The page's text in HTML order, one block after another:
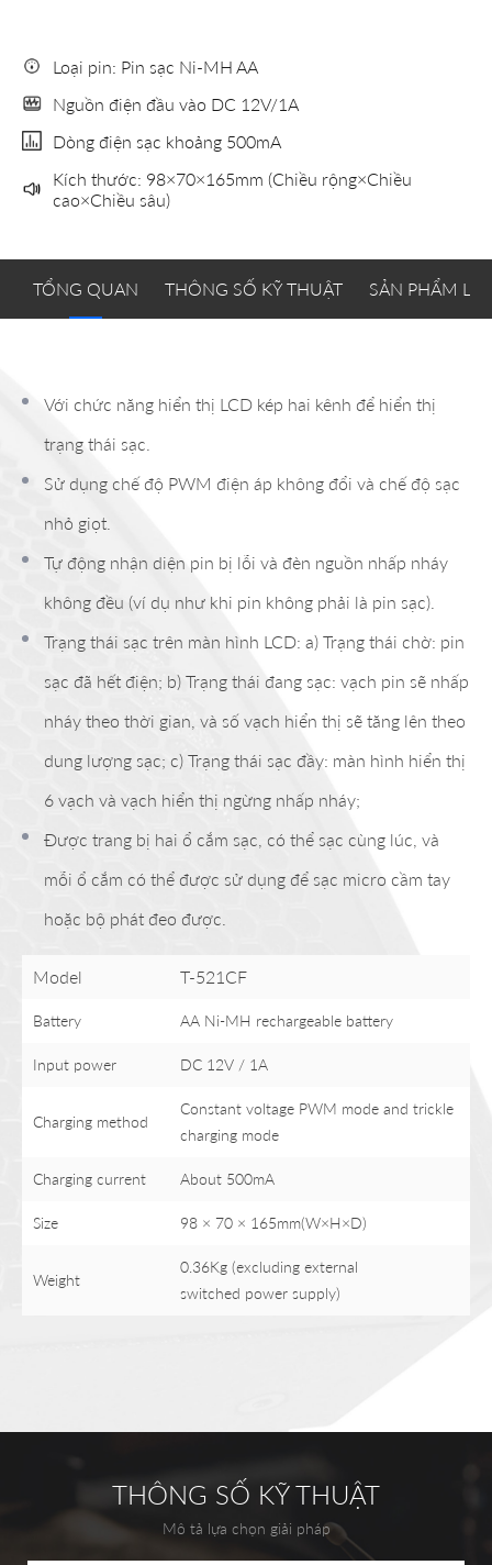
Loại pin: Pin sạc Ni-MH AA
Nguồn điện đầu vào DC 12V/1A
Dòng điện sạc khoảng 500mA
Kích thước: 98×70×165mm (Chiều rộng×Chiều
cao×Chiều sâu)
TỔNG QUAN THÔNG SỐ KỸ THUẬT SẢN PHẨM
Với chức năng hiển thị LCD kép hai kênh để hiển thị
trạng thái sạc.
Sử dụng chế độ PWM điện áp không đổi và chế độ sạc
nhỏ giọt.
Tự động nhận diện pin bị lỗi và đèn nguồn nhấp nháy
không đều (ví dụ như khi pin không phải là pin sạc).
Trạng thái sạc trên màn hình LCD: a) Trạng thái chờ: pin
sạc đã hết điện; b) Trạng thái đang sạc: vạch pin sẽ nhấp
nháy theo thời gian, và số vạch hiển thị sẽ tăng lên theo
dung lượng sạc; c) Trạng thái sạc đầy: màn hình hiển thị
6 vạch và vạch hiển thị ngừng nhấp nháy;
Được trang bị hai ổ cắm sạc, có thể sạc cùng lúc, và
mỗi ổ cắm có thể được sử dụng để sạc micro cầm tay
hoặc bộ phát đeo được.
Model T-521CF
Battery AA Ni-MH rechargeable battery
Input power DC 12V / 1A
Charging method
Constant voltage PWM mode and trickle
charging mode
Charging current About 500mA
Size 98 × 70 × 165mm(W×H×D)
Weight
0.36Kg (excluding external
switched power supply)
THÔNG SỐ KỸ THUẬT
Mô tả lựa chọn giải pháp